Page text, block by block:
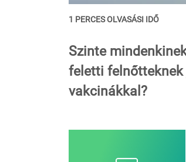
1 PERCES OLVASÁSI IDŐ
Szinte
feletti felnőtteknek
vakcinákkal?